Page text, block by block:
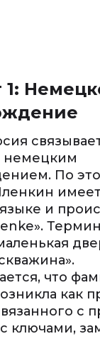
1:
немецким
По
и
что
как
с
ключами,